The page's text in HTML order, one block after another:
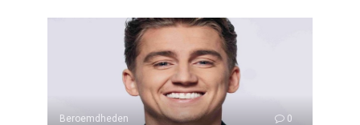
Beroemdheden 0